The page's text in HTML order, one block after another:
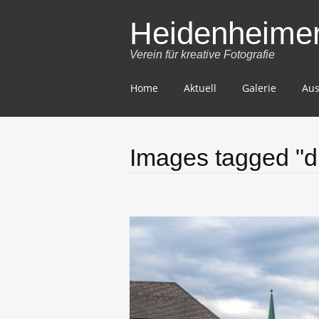
Verein für kreative Fotografie
Skip
content
Home Aktuell Galerie
Images tagged